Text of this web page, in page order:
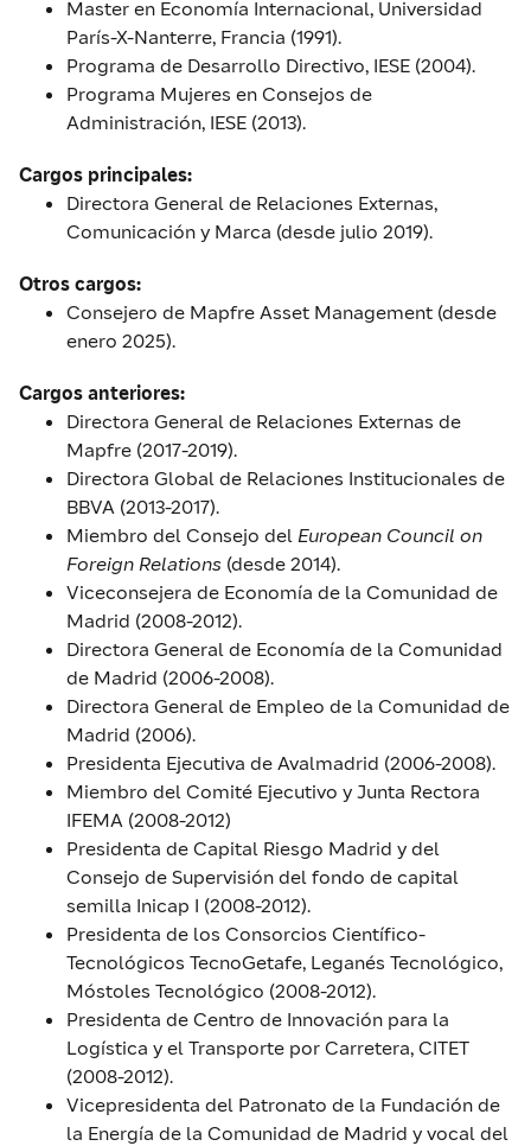
Master en Economía Internacional, Universidad
París-X-Nanterre, Francia (1991).
Programa de Desarrollo Directivo, IESE (2004).
Programa Mujeres en Consejos de
Administración, IESE (2013).
Cargos principales:
Directora General de Relaciones Externas,
Comunicación y Marca (desde julio 2019).
Otros cargos:
Consejero de Mapfre Asset Management (desde
enero 2025).
Cargos anteriores:
Directora General de Relaciones Externas de
Mapfre (2017-2019).
Directora Global de Relaciones Institucionales de
BBVA (2013-2017).
Miembro del Consejo del European Council on
Foreign Relations (desde 2014).
Viceconsejera de Economía de la Comunidad de
Madrid (2008-2012).
Directora General de Economía de la Comunidad
de Madrid (2006-2008).
Directora General de Empleo de la Comunidad de
Madrid (2006).
Presidenta Ejecutiva de Avalmadrid (2006-2008).
Miembro del Comité Ejecutivo y Junta Rectora
IFEMA (2008-2012)
Presidenta de Capital Riesgo Madrid y del
Consejo de Supervisión del fondo de capital
semilla Inicap I (2008-2012).
Presidenta de los Consorcios Científico-
Tecnológicos TecnoGetafe, Leganés Tecnológico,
Móstoles Tecnológico (2008-2012).
Presidenta de Centro de Innovación para la
Logística y el Transporte por Carretera, CITET
(2008-2012).
Vicepresidenta del Patronato de la Fundación de
la Energía de la Comunidad de Madrid y vocal del